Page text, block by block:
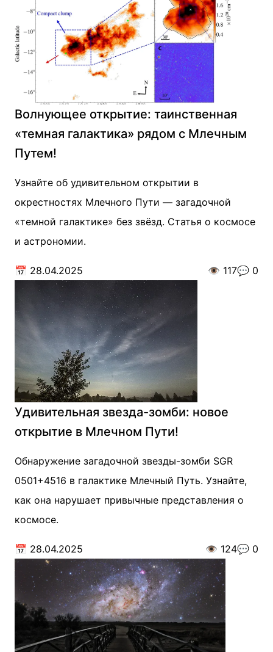
Волнующее открытие: таинственная
«темная галактика» рядом с Млечным
Путем!
Узнайте об удивительном открытии в
окрестностях Млечного Пути — загадочной
«темной галактике» без звёзд. Статья о космосе
и астрономии.
📅 28.04.2025 👁️ 117💬 0
Удивительная звезда-зомби: новое
открытие в Млечном Пути!
Обнаружение загадочной звезды-зомби SGR
0501+4516 в галактике Млечный Путь. Узнайте,
как она нарушает привычные представления о
космосе.
📅 28.04.2025 👁️ 124💬 0